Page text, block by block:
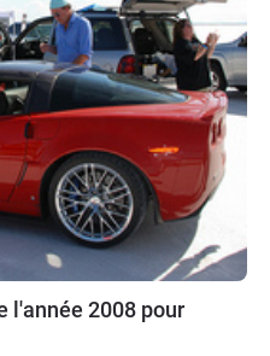
l'année 2008 pour